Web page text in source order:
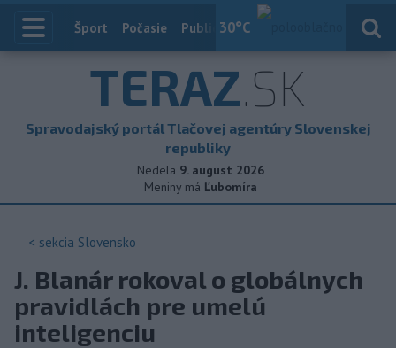
30°C
Index
Šport Počasie Publicistika
TERAZ.SK
Spravodajský portál Tlačovej agentúry Slovenskej
republiky
Nedela 9. august 2026
Meniny má Ľubomíra
< sekcia Slovensko
J. Blanár rokoval o globálnych
pravidlách pre umelú
inteligenciu